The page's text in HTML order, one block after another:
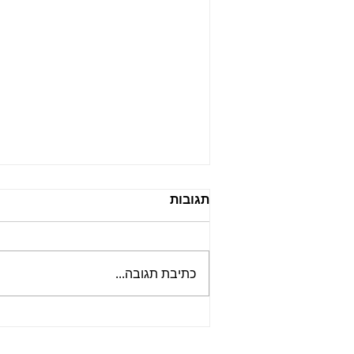
תגובות
כתיבת תגובה...